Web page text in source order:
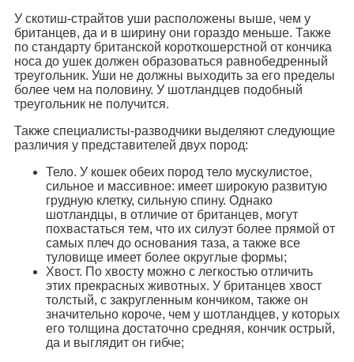
У скотиш-страйтов уши расположены выше, чем у
британцев, да и в ширину они гораздо меньше. Также
по стандарту британской короткошерстной от кончика
носа до ушек должен образоваться равнобедренный
треугольник. Уши не должны выходить за его пределы
более чем на половину. У шотландцев подобный
треугольник не получится.
Также специалисты-разводчики выделяют следующие
различия у представителей двух пород:
Тело. У кошек обеих пород тело мускулистое,
сильное и массивное: имеет широкую развитую
грудную клетку, сильную спину. Однако
шотландцы, в отличие от британцев, могут
похвастаться тем, что их силуэт более прямой от
самых плеч до основания таза, а также все
туловище имеет более округлые формы;
Хвост. По хвосту можно с легкостью отличить
этих прекрасных животных. У британцев хвост
толстый, с закругленным кончиком, также он
значительно короче, чем у шотландцев, у которых
его толщина достаточно средняя, кончик острый,
да и выглядит он гибче;